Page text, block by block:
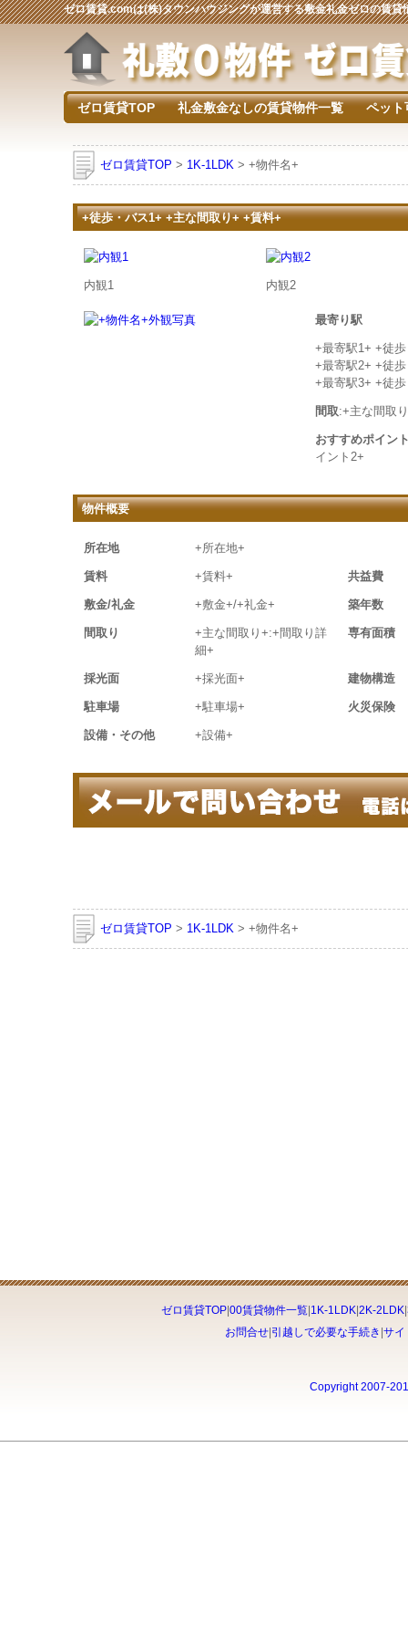
ゼロ賃貸.comは(株)タウンハウジングが運営する敷金礼金ゼロの賃貸
ゼロ賃貸TOP 礼金敷金なしの賃貸物件一覧 ペット
ゼロ賃貸TOP > 1K-1LDK > +物件名+
+徒歩・バス1+ +主な間取り+ +賃料+
内観1 内観2
最寄り駅
+最寄駅1+ +徒
+最寄駅2+ +徒
+最寄駅3+ +徒
間取:+主な間取
おすすめポイン
イント2+
物件概要
所在地 +所在地+
賃料 +賃料+ 共益費
敷金/礼金 +敷金+/+礼金+ 築年数
間取り
+主な間取り+:+間取り詳
細+
専有面積
採光面 +採光面+ 建物構造
駐車場 +駐車場+ 火災保険
設備・その他 +設備+
ゼロ賃貸TOP > 1K-1LDK > +物件名+
ゼロ賃貸TOP| 00賃貸物件一覧| 1K-1LDK| 2K-2LDK|
お問合せ 引越しで必要な手続き サイ
Copyright 2007-